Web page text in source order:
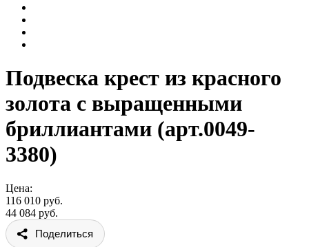
Подвеска крест из красного
золота с выращенными
бриллиантами (арт.0049-
3380)
Цена:
116 010 руб.
44 084 руб.
Поделиться